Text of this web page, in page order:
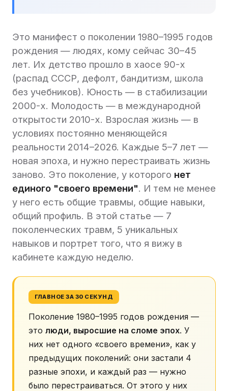
Это манифест о поколении 1980–1995 годов
рождения — людях, кому сейчас 30–45
лет. Их детство прошло в хаосе 90-х
(распад СССР, дефолт, бандитизм, школа
без учебников). Юность — в стабилизации
2000-х. Молодость — в международной
открытости 2010-х. Взрослая жизнь — в
условиях постоянно меняющейся
реальности 2014–2026. Каждые 5–7 лет —
новая эпоха, и нужно перестраивать жизнь
заново. Это поколение, у которого нет
единого "своего времени". И тем не менее
у него есть общие травмы, общие навыки,
общий профиль. В этой статье — 7
поколенческих травм, 5 уникальных
навыков и портрет того, что я вижу в
кабинете каждую неделю.
ГЛАВНОЕ ЗА 30 СЕКУНД
Поколение 1980–1995 годов рождения —
это люди, выросшие на сломе эпох. У
них нет одного «своего времени», как у
предыдущих поколений: они застали 4
разные эпохи, и каждый раз — нужно
было перестраиваться. От этого у них